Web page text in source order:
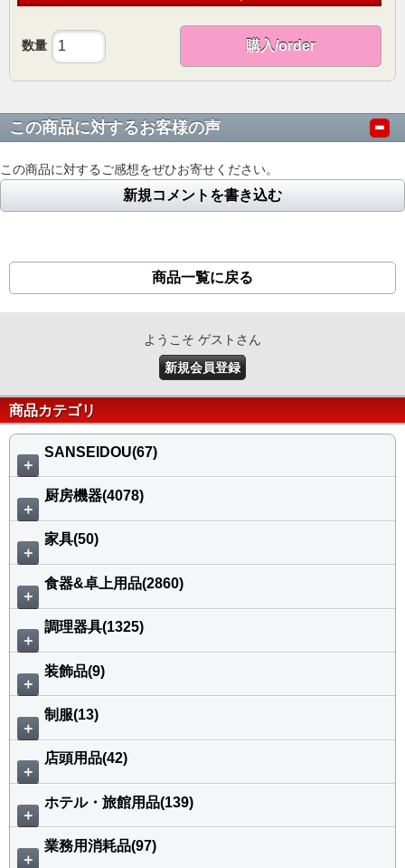
数量 購入/order
この商品に対するお客様の声
この商品に対するご感想をぜひお寄せください。
新規コメントを書き込む
商品一覧に戻る
ようこそ ゲストさん
新規会員登録
商品カテゴリ
＋
SANSEIDOU(67)
＋
厨房機器(4078)
＋
家具(50)
＋
食器&卓上用品(2860)
＋
調理器具(1325)
＋
装飾品(9)
＋
制服(13)
＋
店頭用品(42)
＋
ホテル・旅館用品(139)
＋
業務用消耗品(97)